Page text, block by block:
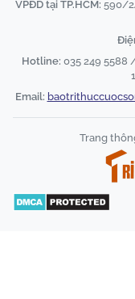
VPĐD tại TP.HCM: 590/
Hotline: 035 249 5588
Email:
Trang